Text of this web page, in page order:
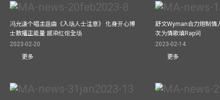
冯允谦个唱主题曲《入场人士注意》 化身开心博
士散播正能量 感染红馆全场
2023-02-20
更多
舒文Wyman合力炮制情
次为情歌填Rap词
2023-02-14
更多